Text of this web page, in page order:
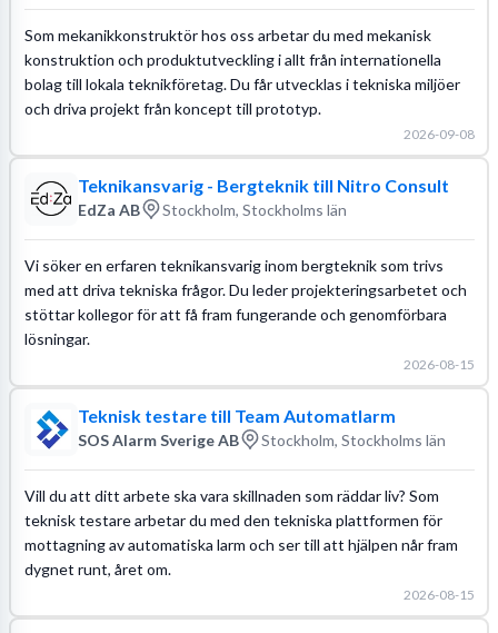
Som mekanikkonstruktör hos oss arbetar du med mekanisk
konstruktion och produktutveckling i allt från internationella
bolag till lokala teknikföretag. Du får utvecklas i tekniska miljöer
och driva projekt från koncept till prototyp.
2026-09-08
Teknikansvarig - Bergteknik till Nitro Consult
EdZa AB Stockholm, Stockholms län
Vi söker en erfaren teknikansvarig inom bergteknik som trivs
med att driva tekniska frågor. Du leder projekteringsarbetet och
stöttar kollegor för att få fram fungerande och genomförbara
lösningar.
2026-08-15
Teknisk testare till Team Automatlarm
SOS Alarm Sverige AB Stockholm, Stockholms län
Vill du att ditt arbete ska vara skillnaden som räddar liv? Som
teknisk testare arbetar du med den tekniska plattformen för
mottagning av automatiska larm och ser till att hjälpen når fram
dygnet runt, året om.
2026-08-15